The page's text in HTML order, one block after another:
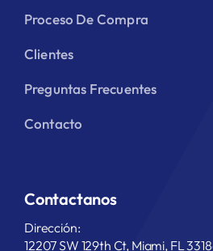
Proceso De Compra
Clientes
Preguntas Frecuentes
Contacto
Contactanos
Dirección:
12207 SW 129th Ct, Miami, FL